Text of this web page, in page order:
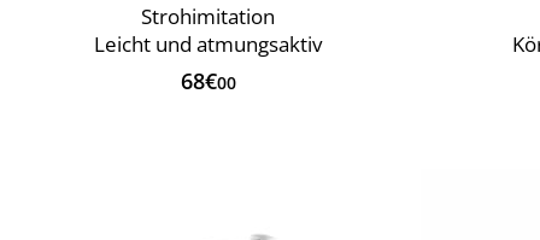
Strohimitation
Leicht und atmungsaktiv
68€00